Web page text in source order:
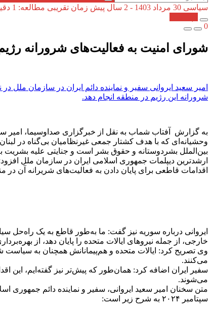
سیاسی 30 مرداد 1403 - 2 سال پیش
زمان تقریبی مطالعه: 1 دقیقه
0
شورای امنیت به فعالیت‌های شرورانه
امیر سعید ایروانی سفیر و نماینده دائم ایران در سازمان ملل
شرورانه این رژیم در منطقه انجام دهد.
به گزارش آفتاب شماب به نقل از خبرگزاری صداوسیما، امیر
بین‌الملل بشردوستانه و حقوق بشر است و جنایتی علیه بشریت
ارشدترین دیپلمات جمهوری اسلامی ایران در سازمان ملل
اقدامات قاطعی برای پایان دادن به فعالیت‌های شریرانه آن در
ایروانی درباره سوریه نیز گفت: ما به‌طور قاطع به یک راه‌حل
خارجی، از جمله نیرو‌های ایالات متحده را پایان دهد، از
وی تصریح کرد: ایالات متحده و هم‌پیمانانش همچنان به سیاست
می‌کنند.
سفیر ایران اضافه کرد: همان‌طور که پیش‌تر نیز گفته‌ایم، این
می‌شوند.
سپتامبر ۲۰۲۴ به شرح زیر است: